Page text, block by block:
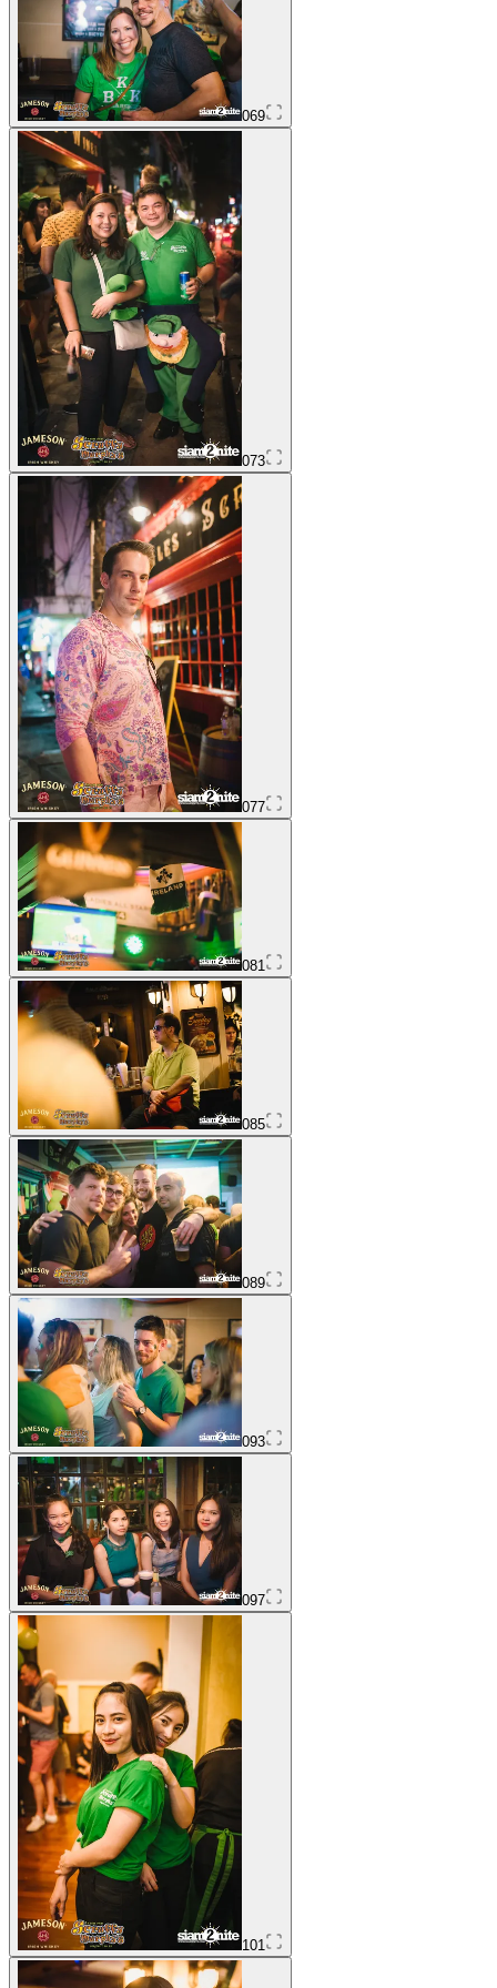
069
073
077
081
085
089
093
097
101